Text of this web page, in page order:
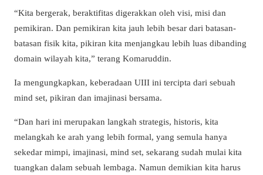
“Kita bergerak, beraktifitas digerakkan oleh visi, misi dan
pemikiran. Dan pemikiran kita jauh lebih besar dari batasan-
batasan fisik kita, pikiran kita menjangkau lebih luas dibanding
domain wilayah kita,” terang Komaruddin.
Ia mengungkapkan, keberadaan UIII ini tercipta dari sebuah
mind set, pikiran dan imajinasi bersama.
“Dan hari ini merupakan langkah strategis, historis, kita
melangkah ke arah yang lebih formal, yang semula hanya
sekedar mimpi, imajinasi, mind set, sekarang sudah mulai kita
tuangkan dalam sebuah lembaga. Namun demikian kita harus